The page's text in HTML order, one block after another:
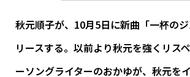
秋元順子が、10月5日に新曲「一杯の
リースする。以前より秋元を強くリス
ーソングライターのおかゆが、秋元を